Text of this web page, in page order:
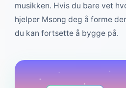
musikken. Hvis du bare vet
hjelper Msong deg å forme
du kan fortsette å bygge på.